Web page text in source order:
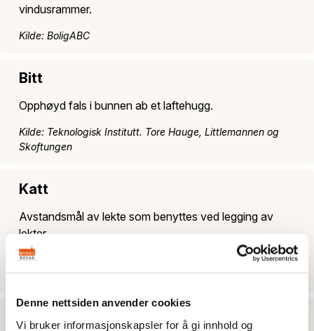
Denne nettsiden anvender cookies
Vi bruker informasjonskapsler for å gi innhold og
vindusrammer.
Kilde: BoligABC
Bitt
Opphøyd fals i bunnen ab et laftehugg.
Kilde: Teknologisk Institutt. Tore Hauge, Littlemannen og
Skoftungen
Katt
Avstandsmål av lekte som benyttes ved legging av
lekter.
Kilde: Teknologisk Institutt. Tore Hauge, Littlemannen og
Skoftungen
Kritt